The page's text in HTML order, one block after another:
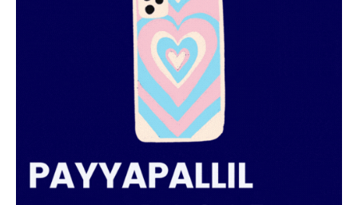
SUBSCRIBE NOW
PALA VISION
Subscription Plans